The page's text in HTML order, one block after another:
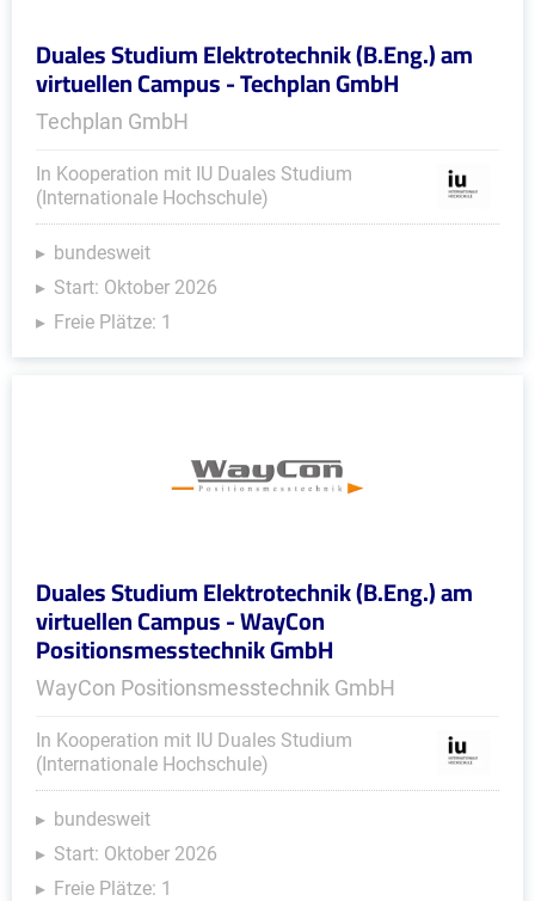
Duales Studium Elektrotechnik (B.Eng.) am
virtuellen Campus - Techplan GmbH
Techplan GmbH
In Kooperation mit IU Duales Studium
(Internationale Hochschule)
bundesweit
Start: Oktober 2026
Freie Plätze: 1
Duales Studium Elektrotechnik (B.Eng.) am
virtuellen Campus - WayCon
Positionsmesstechnik GmbH
WayCon Positionsmesstechnik GmbH
In Kooperation mit IU Duales Studium
(Internationale Hochschule)
bundesweit
Start: Oktober 2026
Freie Plätze: 1